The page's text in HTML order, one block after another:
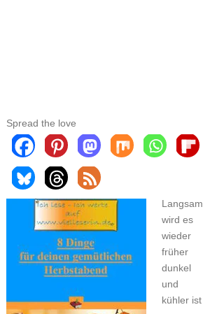
Spread the love
Langsam
wird es
wieder
früher
dunkel
und
kühler ist